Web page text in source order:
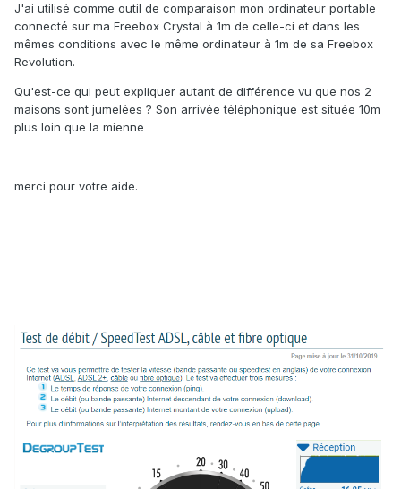
J'ai utilisé comme outil de comparaison mon ordinateur portable
connecté sur ma Freebox Crystal à 1m de celle-ci et dans les
mêmes conditions avec le même ordinateur à 1m de sa Freebox
Revolution.
Qu'est-ce qui peut expliquer autant de différence vu que nos 2
maisons sont jumelées ? Son arrivée téléphonique est située 10m
plus loin que la mienne
merci pour votre aide.